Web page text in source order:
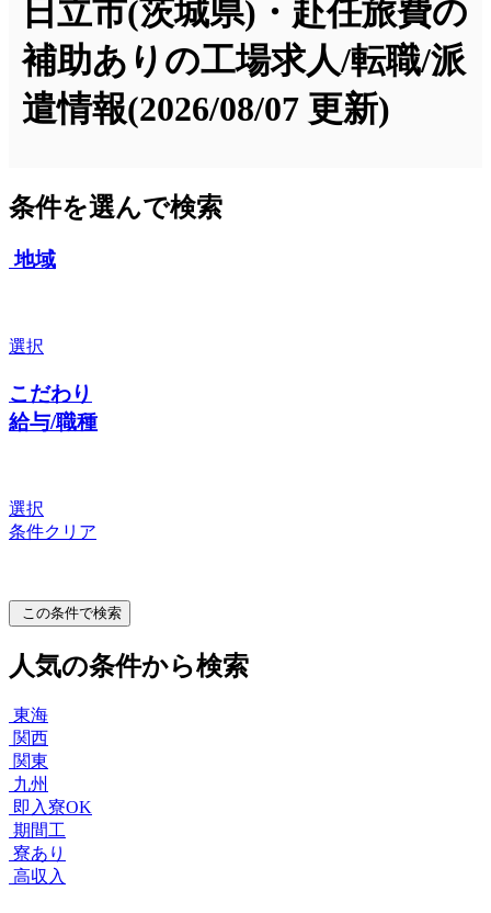
日立市(茨城県)・赴任旅費の
補助ありの工場求人/転職/派
遣情報(2026/08/07 更新)
条件を選んで検索
地域
選択
こだわり
給与/職種
選択
条件クリア
この条件で検索
人気の条件から検索
東海
関西
関東
九州
即入寮OK
期間工
寮あり
高収入